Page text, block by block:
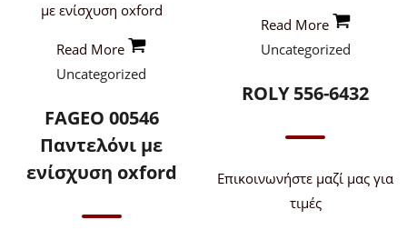
Read More
Uncategorized
FAGEO 00546
Παντελόνι με
ενίσχυση oxford
Read More
Uncategorized
ROLY 556-6432
Επικοινωνήστε μαζί μας για
τιμές